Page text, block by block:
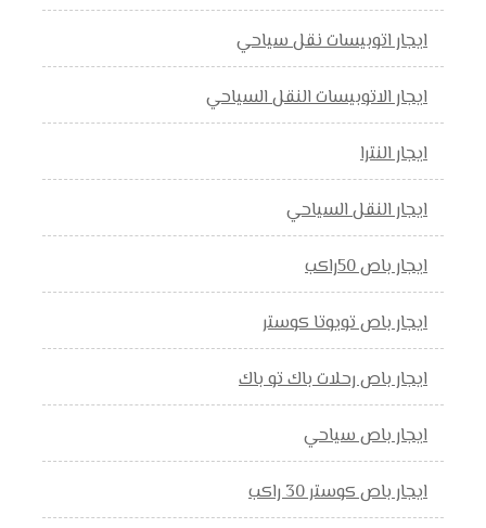
ايجار اتوبيسات نقل سياحي
ايجار الاتوبيسات النقل السياحي
ايجار النترا
ايجار النقل السياحي
ايجار باص 50راكب
ايجار باص تويوتا كوستر
ايجار باص رحلات باك تو باك
ايجار باص سياحي
ايجار باص كوستر 30 راكب